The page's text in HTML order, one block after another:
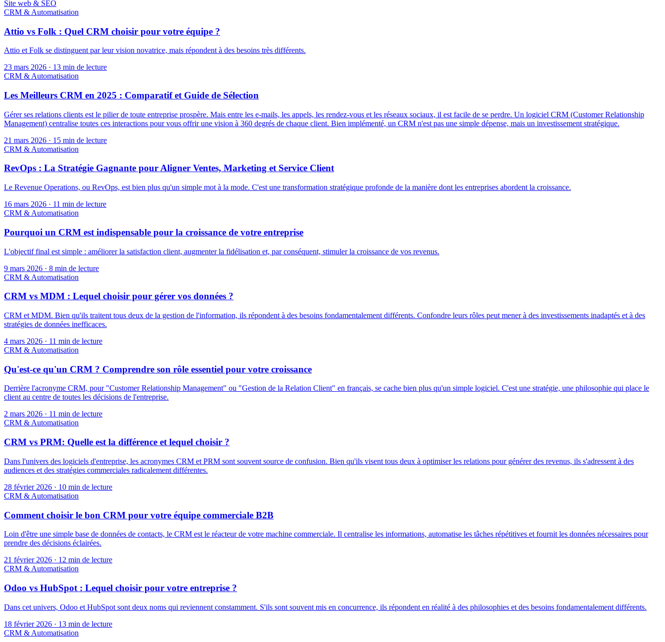
Site web & SEO
CRM & Automatisation
Attio vs Folk : Quel CRM choisir pour votre équipe ?
Attio et Folk se distinguent par leur vision novatrice, mais répondent à des besoins très différents.
23 mars 2026 · 13 min de lecture
CRM & Automatisation
Les Meilleurs CRM en 2025 : Comparatif et Guide de Sélection
Gérer ses relations clients est le pilier de toute entreprise prospère. Mais entre les e-mails, les appels, les rendez-vous et les réseaux sociaux, il est facile de se perdre. Un logiciel CRM (Customer Relationship
Management) centralise toutes ces interactions pour vous offrir une vision à 360 degrés de chaque client. Bien implémenté, un CRM n'est pas une simple dépense, mais un investissement stratégique.
21 mars 2026 · 15 min de lecture
CRM & Automatisation
RevOps : La Stratégie Gagnante pour Aligner Ventes, Marketing et Service Client
Le Revenue Operations, ou RevOps, est bien plus qu'un simple mot à la mode. C'est une transformation stratégique profonde de la manière dont les entreprises abordent la croissance.
16 mars 2026 · 11 min de lecture
CRM & Automatisation
Pourquoi un CRM est indispensable pour la croissance de votre entreprise
L'objectif final est simple : améliorer la satisfaction client, augmenter la fidélisation et, par conséquent, stimuler la croissance de vos revenus.
9 mars 2026 · 8 min de lecture
CRM & Automatisation
CRM vs MDM : Lequel choisir pour gérer vos données ?
CRM et MDM. Bien qu'ils traitent tous deux de la gestion de l'information, ils répondent à des besoins fondamentalement différents. Confondre leurs rôles peut mener à des investissements inadaptés et à des
stratégies de données inefficaces.
4 mars 2026 · 11 min de lecture
CRM & Automatisation
Qu'est-ce qu'un CRM ? Comprendre son rôle essentiel pour votre croissance
Derrière l'acronyme CRM, pour "Customer Relationship Management" ou "Gestion de la Relation Client" en français, se cache bien plus qu'un simple logiciel. C'est une stratégie, une philosophie qui place le
client au centre de toutes les décisions de l'entreprise.
2 mars 2026 · 11 min de lecture
CRM & Automatisation
CRM vs PRM: Quelle est la différence et lequel choisir ?
Dans l'univers des logiciels d'entreprise, les acronymes CRM et PRM sont souvent source de confusion. Bien qu'ils visent tous deux à optimiser les relations pour générer des revenus, ils s'adressent à des
audiences et des stratégies commerciales radicalement différentes.
28 février 2026 · 10 min de lecture
CRM & Automatisation
Comment choisir le bon CRM pour votre équipe commerciale B2B
Loin d'être une simple base de données de contacts, le CRM est le réacteur de votre machine commerciale. Il centralise les informations, automatise les tâches répétitives et fournit les données nécessaires pour
prendre des décisions éclairées.
21 février 2026 · 12 min de lecture
CRM & Automatisation
Odoo vs HubSpot : Lequel choisir pour votre entreprise ?
Dans cet univers, Odoo et HubSpot sont deux noms qui reviennent constamment. S'ils sont souvent mis en concurrence, ils répondent en réalité à des philosophies et des besoins fondamentalement différents.
18 février 2026 · 13 min de lecture
CRM & Automatisation